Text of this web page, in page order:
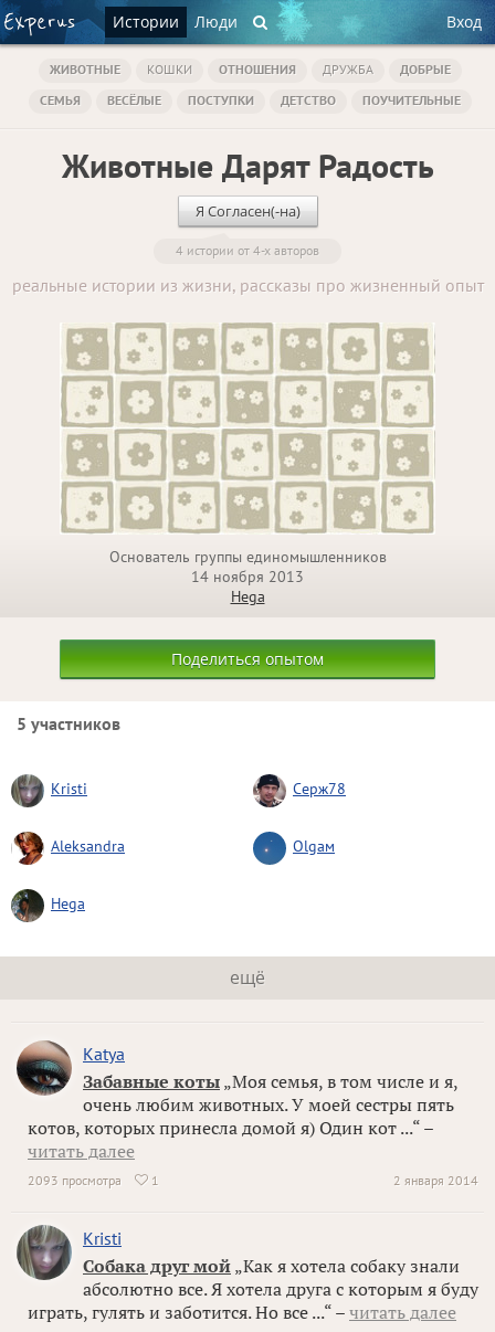
Истории Люди Вход
ЖИВОТНЫЕ КОШКИ ОТНОШЕНИЯ ДРУЖБА
ДОБРЫЕ
СЕМЬЯ
ВЕСЁЛЫЕ ПОСТУПКИ ДЕТСТВО ПОУЧИТЕЛЬНЫЕ
Животные Дарят Радость
Я Согласен(-на)
4 истории от 4-х авторов
реальные истории из жизни, рассказы про жизненный опыт
Основатель группы единомышленников
14 ноября 2013
Hega
Поделиться опытом
5 участников
Kristi Серж78
Aleksandra Olgaм
Hega
ещё
Katya
Забавные коты „Моя семья, в том числе и я,
очень любим животных. У моей сестры пять
котов, которых принесла домой я) Один кот ...“ –
читать далее
2 января 2014
2093 просмотра  1
Kristi
Собака друг мой „Как я хотела собаку знали
абсолютно все. Я хотела друга с которым я буду
играть, гулять и заботится. Но все ...“ – читать далее